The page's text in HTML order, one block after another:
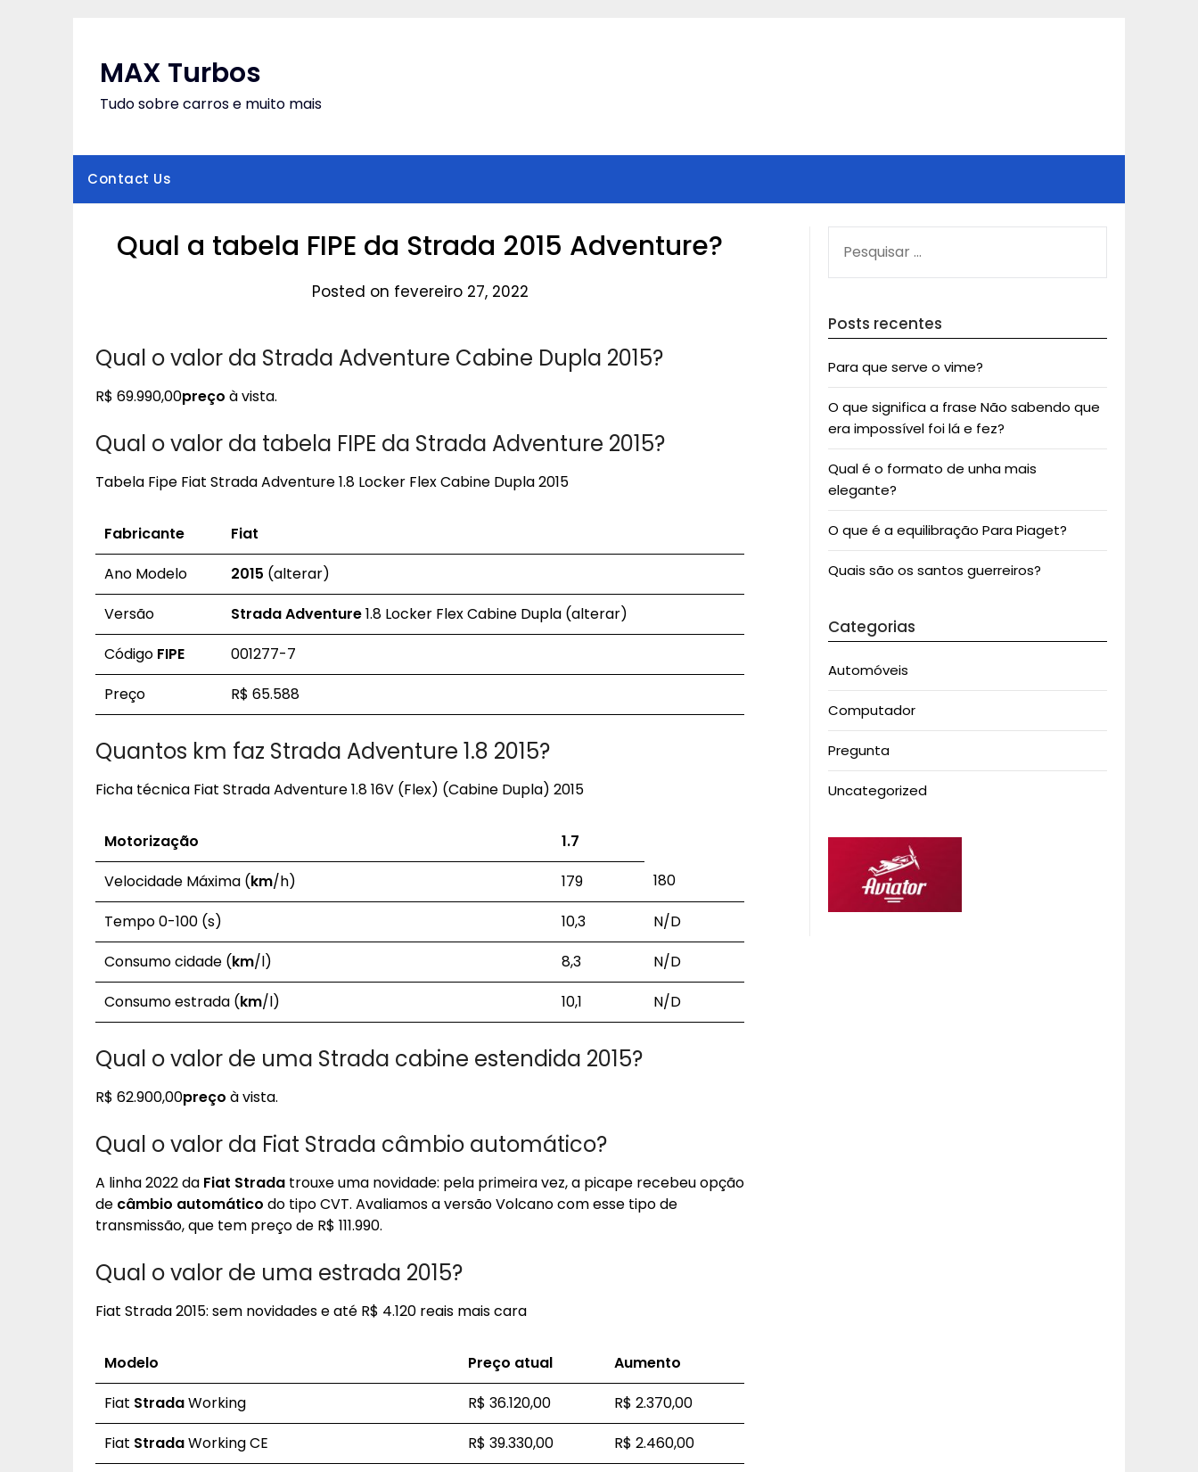
MAX Turbos
Tudo sobre carros e muito mais
Contact Us
Qual a tabela FIPE da Strada 2015 Adventure?
Posted on fevereiro 27, 2022
Qual o valor da Strada Adventure Cabine Dupla 2015?
R$ 69.990,00preço à vista.
Qual o valor da tabela FIPE da Strada Adventure 2015?
Tabela Fipe Fiat Strada Adventure 1.8 Locker Flex Cabine Dupla 2015
Fabricante
Fiat
Ano Modelo
2015 (alterar)
Versão
Strada Adventure1.8 Locker Flex Cabine Dupla (alterar)
Código FIPE
001277-7
Preço
R$ 65.588
Quantos km faz Strada Adventure 1.8 2015?
Ficha técnica Fiat Strada Adventure 1.8 16V (Flex) (Cabine Dupla) 2015
Motorização
1.7
Velocidade Máxima (km/h) 179
180
Tempo 0-100 (s)
10,3
N/D
Consumo cidade (km/l) 8,3
N/D
Consumo estrada (km/l) 10,1 N/D
Qual o valor de uma Strada cabine estendida 2015?
R$ 62.900,00preço à vista.
Qual o valor da Fiat Strada câmbio automático?
A linha 2022 da Fiat Strada trouxe uma novidade: pela primeira vez, a picape recebeu opção
de câmbio automático do tipo CVT. Avaliamos a versão Volcano com esse tipo de
transmissão, que tem preço de R$ 111.990.
Qual o valor de uma estrada 2015?
Fiat Strada 2015: sem novidades e até R$ 4.120 reais mais cara
Modelo Preço atual
Aumento
Fiat StradaWorking R$ 36.120,00
R$ 2.370,00
Fiat StradaWorking CE R$ 39.330,00
R$ 2.460,00
POR:
Posts recentes
Para que serve o vime?
O que significa a frase Não sabendo que
era impossível foi lá e fez?
Qual é o formato de unha mais
elegante?
O que é a equilibração Para Piaget?
Quais são os santos guerreiros?
Categorias
Automóveis
Computador
Pregunta
Uncategorized